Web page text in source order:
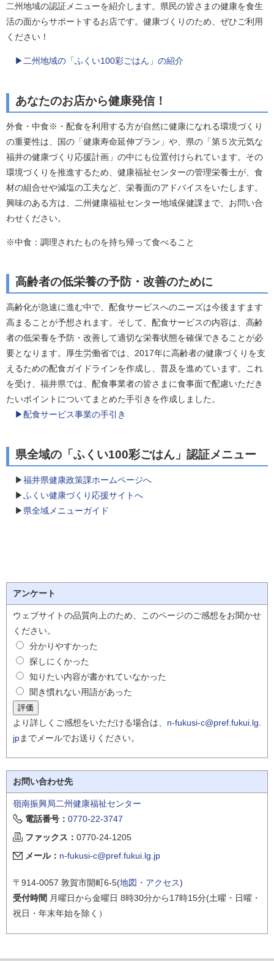
二州地域の認証メニューを紹介します。県民の皆さまの健康を食生
活の面からサポートするお店です。健康づくりのため、ぜひご利用
ください！
▶二州地域の「ふくい100彩ごはん」の紹介
あなたのお店から健康発信！
外食・中食※ ・配食を利用する方が自然に健康になれる環境づくり
の重要性は、国の「健康寿命延伸プラン」や、県の「第５次元気な
福井の健康づくり応援計画」の中にも位置付けられています。その
環境づくりを推進するため、健康福祉センターの管理栄養士が、食
材の組合せや減塩の工夫など、栄養面のアドバイスをいたします。
興味のある方は、二州健康福祉センター地域保健課まで、お問い合
わせください。
※中食：調理されたものを持ち帰って食べること
高齢者の低栄養の予防・改善のために
高齢化が急速に進む中で、配食サービスへのニーズは今後ますます
高まることが予想されます。そして、配食サービスの内容は、高齢
者の低栄養を予防・改善して適切な栄養状態を確保できることが必
要となります。厚生労働省では、2017年に高齢者の健康づくりを支
えるための配食ガイドラインを作成し、普及を進めています。これ
を受け、福井県では、配食事業者の皆さまに食事面で配慮いただき
たいポイントについてまとめた手引きを作成しました。
▶配食サービス事業の手引き
県全域の「ふくい100彩ごはん」認証メニュー
▶福井県健康政策課ホームページへ
▶ふくい健康づくり応援サイトへ
▶ 県全域メニューガイド
アンケート
ウェブサイトの品質向上のため、このページのご感想をお聞かせ
ください。
分かりやすかった
探しにくかった
知りたい内容が書かれていなかった
聞き慣れない用語があった
より詳しくご感想をいただける場合は、 n-fukusi-c@pref.fukui.lg.
jpまでメールでお送りください。
お問い合わせ先
嶺南振興局二州健康福祉センター
電話番号： 0770-22-3747
ファックス： 0770-24-1205
メール： n-fukusi-c@pref.fukui.lg.jp
〒914-0057 敦賀市開町6-5(地図・アクセス)
受付時間 月曜日から金曜日 8時30分から17時15分(土曜・日曜・
祝日・年末年始を除く）